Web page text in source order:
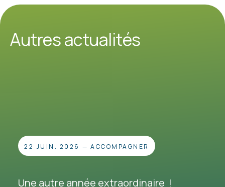
Autres actualités
22 JUIN. 2026 — ACCOMPAGNER
Une autre année extraordinaire !